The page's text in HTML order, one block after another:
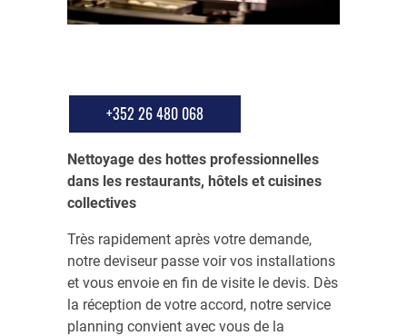
+352 26 480 068
Nettoyage des hottes professionnelles
dans les restaurants, hôtels et cuisines
collectives
Très rapidement après votre demande,
notre deviseur passe voir vos installations
et vous envoie en fin de visite le devis. Dès
la réception de votre accord, notre service
planning convient avec vous de la